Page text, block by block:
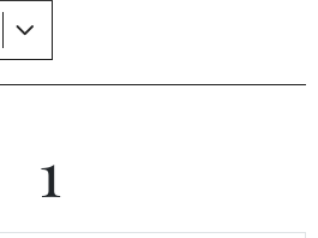
Tarifpolitik
Wolff-Preis
1